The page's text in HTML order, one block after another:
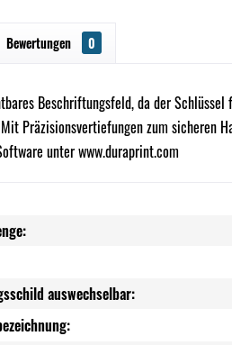
Bewertungen 0
Beschriftungsfeld, da der
Präzisionsvertiefungen zum sicheren
unter www.duraprint.com
auswechselbar: